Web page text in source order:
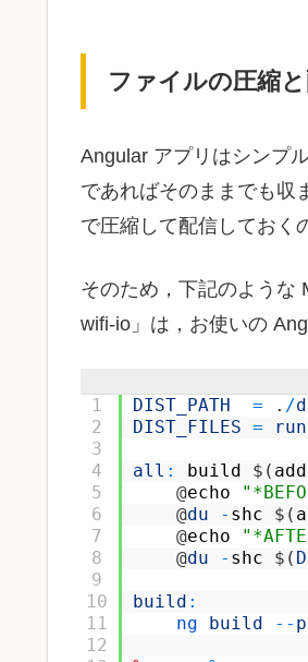
ファイルの圧縮
Angular アプリはシンプ
であればそのままでも収
で圧縮して配信しておく
そのため，下記のような
wifi-io」は，お使いの
1
2
3
4
5
6
7
8
9
10
11
12
DIST_PATH = . /
DIST_FILES =
all : build $ (
@echo
@du - shc $ (
@echo
@du - shc $ (
build :
ng build --